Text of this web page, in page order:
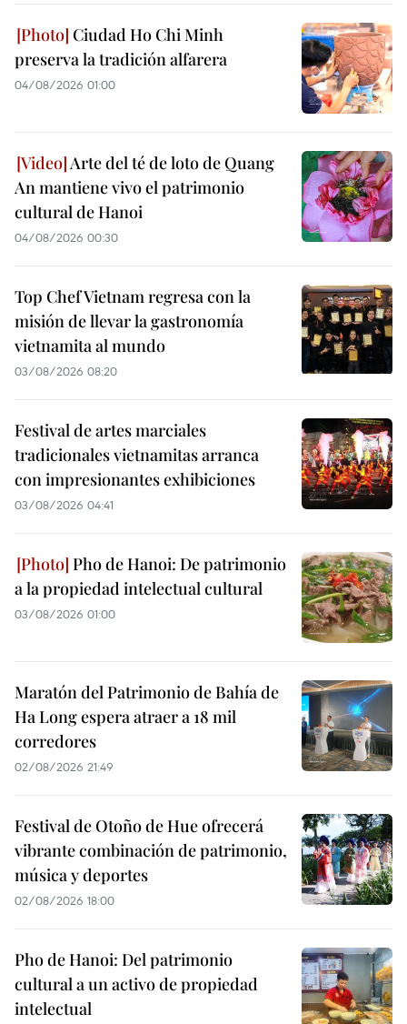
Ciudad Ho Chi Minh
preserva la tradición alfarera
04/08/2026 01:00
Arte del té de loto de Quang
An mantiene vivo el patrimonio
cultural de Hanoi
04/08/2026 00:30
Top Chef Vietnam regresa con la
misión de llevar la gastronomía
vietnamita al mundo
03/08/2026 08:20
Festival de artes marciales
tradicionales vietnamitas arranca
con impresionantes exhibiciones
03/08/2026 04:41
Pho de Hanoi: De patrimonio
a la propiedad intelectual cultural
03/08/2026 01:00
Maratón del Patrimonio de Bahía de
Ha Long espera atraer a 18 mil
corredores
02/08/2026 21:49
Festival de Otoño de Hue ofrecerá
vibrante combinación de patrimonio,
música y deportes
02/08/2026 18:00
Pho de Hanoi: Del patrimonio
cultural a un activo de propiedad
intelectual